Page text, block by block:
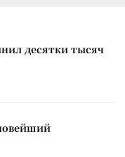
десятки тысяч